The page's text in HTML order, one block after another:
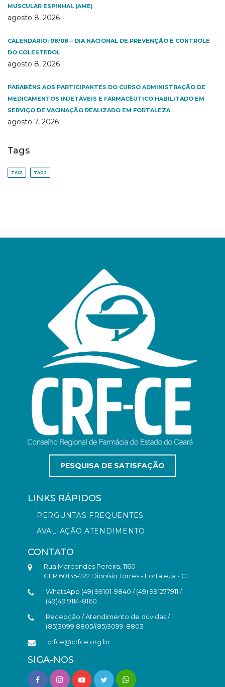
MUSCULAR ESPINHAL (AME)
agosto 8, 2026
CALENDÁRIO: 08/08 – DIA NACIONAL DE PREVENÇÃO E CONTROLE
DO COLESTEROL
agosto 8, 2026
PARABÉNS AOS PARTICIPANTES DO CURSO ADMINISTRAÇÃO DE
MEDICAMENTOS INJETÁVEIS E FARMACÊUTICO HABILITADO EM
SERVIÇO DE VACINAÇÃO REALIZADO EM FORTALEZA
agosto 7, 2026
Tags
TAG1 TAG2
PESQUISA DE SATISFAÇÃO
LINKS RÁPIDOS
PERGUNTAS FREQUENTES
AVALIAÇÃO ATENDIMENTO
CONTATO
Rua Marcondes Pereira, 1160
CEP 60135-222 Dionísio Torres - Fortaleza - CE
WhatsApp (49) 99101-9840 / (49) 991277911 /
(49)49 9114-8160
Recepção / Atendimento de dúvidas /
(85)3099.8805/(85)3099-8803
crfce@crfce.org.br
SIGA-NOS